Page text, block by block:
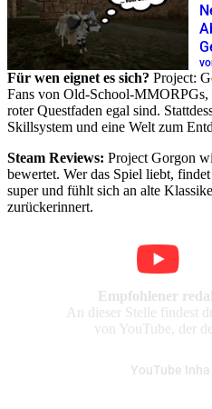
Für wen eignet es sich? Project:
Fans von Old-School-MMORPGs,
roter Questfaden egal sind.
Skillsystem und eine Welt zum
Steam Reviews: Project Gorgon
bewertet. Wer das Spiel liebt,
super und fühlt sich an alte
zurückerinnert.
Empfohlener
An dieser Stelle findest
von YouTube, der
YouTube